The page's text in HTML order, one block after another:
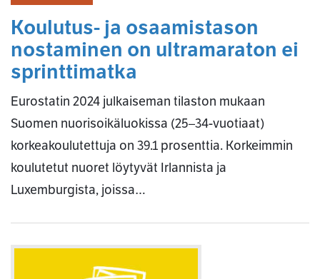
Koulutus- ja osaamistason
nostaminen on ultramaraton ei
sprinttimatka
Eurostatin 2024 julkaiseman tilaston mukaan
Suomen nuorisoikäluokissa (25–34-vuotiaat)
korkeakoulutettuja on 39.1 prosenttia. Korkeimmin
koulutetut nuoret löytyvät Irlannista ja
Luxemburgista, joissa…